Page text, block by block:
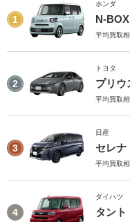
1
ホンダ
N-BOX
平均買取相
2
トヨタ
プリウ
平均買取相
3
日産
セレナ
平均買取相
4
ダイハツ
タント